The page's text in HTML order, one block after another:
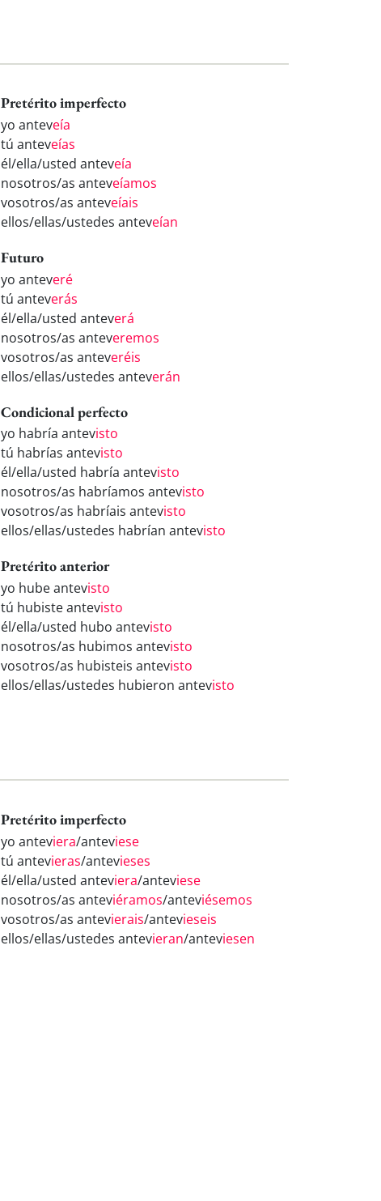
Pretérito imperfecto
yo anteveía
tú anteveías
él/ella/usted anteveía
nosotros/as anteveíamos
vosotros/as anteveíais
ellos/ellas/ustedes anteveían
Futuro
yo anteveré
tú anteverás
él/ella/usted anteverá
nosotros/as anteveremos
vosotros/as anteveréis
ellos/ellas/ustedes anteverán
Condicional perfecto
yo habría antevisto
tú habrías antevisto
él/ella/usted habría antevisto
nosotros/as habríamos antevisto
vosotros/as habríais antevisto
ellos/ellas/ustedes habrían antevisto
Pretérito anterior
yo hube antevisto
tú hubiste antevisto
él/ella/usted hubo antevisto
nosotros/as hubimos antevisto
vosotros/as hubisteis antevisto
ellos/ellas/ustedes hubieron antevisto
Pretérito imperfecto
yo anteviera/anteviese
tú antevieras/antevieses
él/ella/usted anteviera/anteviese
nosotros/as anteviéramos/anteviésemos
vosotros/as antevierais/antevieseis
ellos/ellas/ustedes antevieran/anteviesen